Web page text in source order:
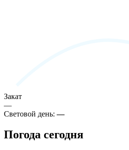
Закат
—
Световой день:—
Погода сегодня